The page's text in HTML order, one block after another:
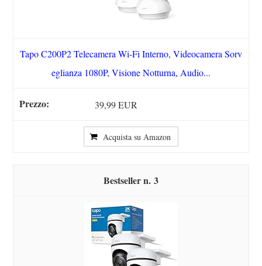
Tapo C200P2 Telecamera Wi-Fi Interno, Videocamera Sorv
eglianza 1080P, Visione Notturna, Audio...
39,99 EUR
Acquista su Amazon
3